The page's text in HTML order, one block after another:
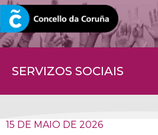
SERVIZOS SOCIAIS
CORUNA.GAL
15 DE MAIO DE 2026